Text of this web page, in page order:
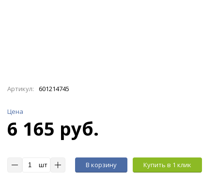
Артикул: 601214745
Цена
6 165 руб.
шт В корзину Купить в 1 клик